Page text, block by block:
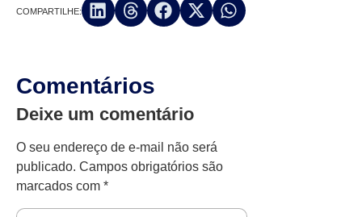
COMPARTILHE:
Comentários
Deixe um comentário
O seu endereço de e-mail não será
publicado. Campos obrigatórios são
marcados com *